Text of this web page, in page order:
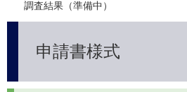
調査結果（準備中）
申請書様式